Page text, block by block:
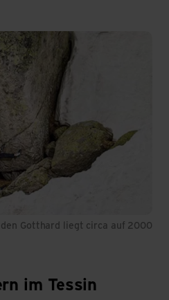
Gotthard liegt circa auf 2000
im Tessin